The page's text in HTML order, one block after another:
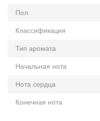
Пол
Классификация
Тип аромата
Начальная нота
Нота сердца
Конечная нота